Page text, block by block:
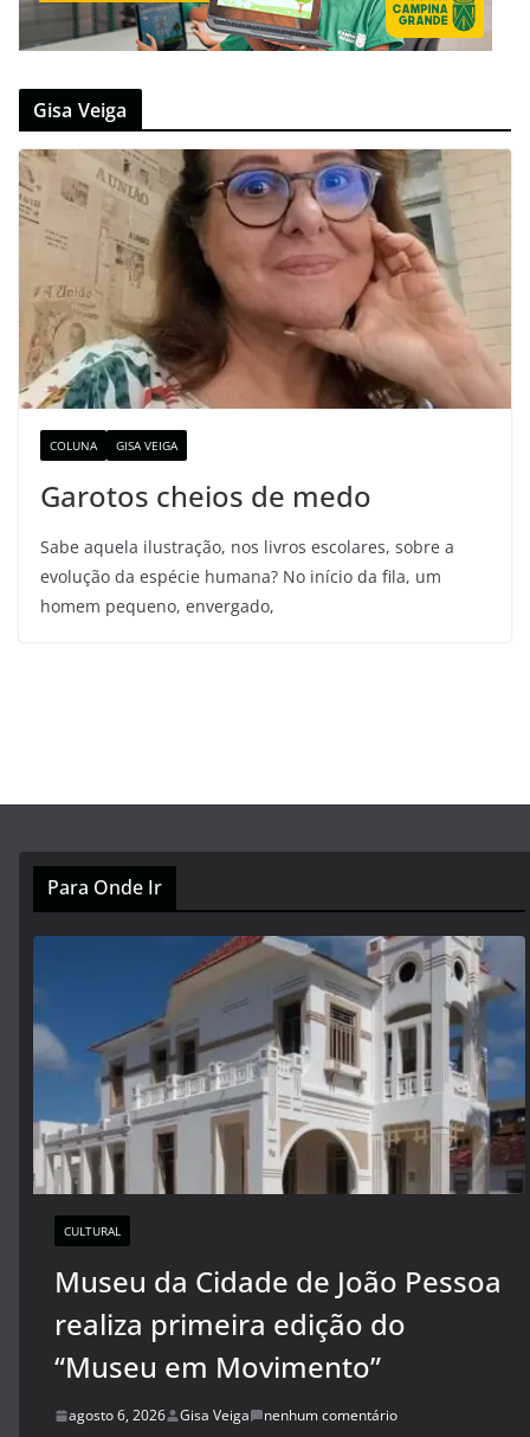
Gisa Veiga
COLUNA GISA VEIGA
Garotos cheios de medo
Sabe aquela ilustração, nos livros escolares, sobre a
evolução da espécie humana? No início da fila, um
homem pequeno, envergado,
Para Onde Ir
CULTURAL
Museu da Cidade de João Pessoa
realiza primeira edição do
“Museu em Movimento”
agosto 6, 2026 Gisa Veiga nenhum comentário